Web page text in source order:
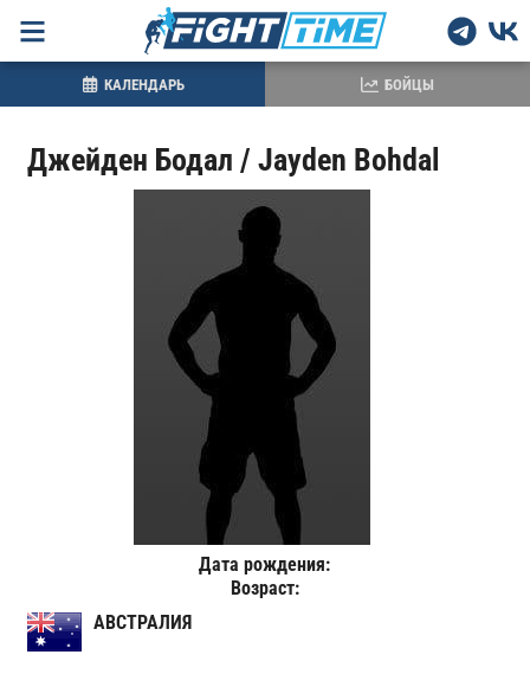
Джейден Бодал / Jayden Bohdal
Дата рождения:
Возраст:
АВСТРАЛИЯ
КАЛЕНДАРЬ БОЙЦЫ